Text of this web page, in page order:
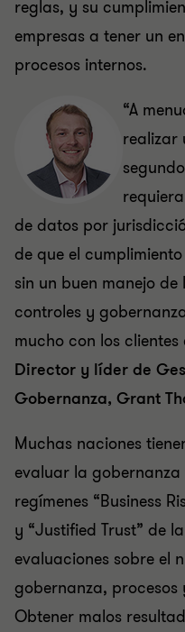
reglas, y su
empresas a tener un
procesos internos.
“A
realizar
de datos por
de que el
sin un buen manejo
controles y
mucho con los clientes
Director y líder de
Gobernanza, Grant
Muchas naciones
evaluar la
regímenes “Business
y “Justified Trust” de
evaluaciones sobre el
gobernanza,
Obtener malos